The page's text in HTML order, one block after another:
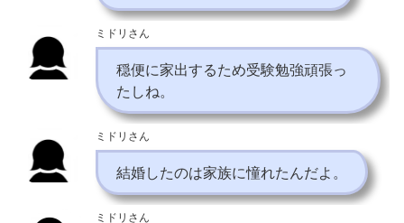
ミドリさん
穏便に家出するため受験勉強頑張っ
たしね。
ミドリさん
結婚したのは家族に憧れたんだよ。
ミドリさん